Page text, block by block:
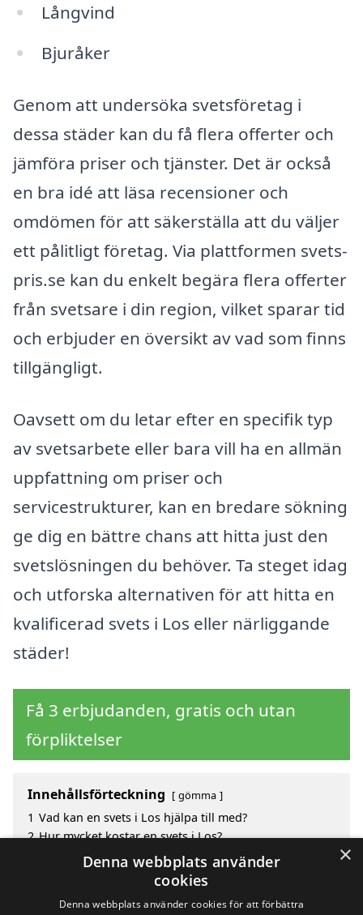
Långvind
Bjuråker
Genom att undersöka svetsföretag i
dessa städer kan du få flera offerter och
jämföra priser och tjänster. Det är också
en bra idé att läsa recensioner och
omdömen för att säkerställa att du väljer
ett pålitligt företag. Via plattformen svets-
pris.se kan du enkelt begära flera offerter
från svetsare i din region, vilket sparar tid
och erbjuder en översikt av vad som finns
tillgängligt.
Oavsett om du letar efter en specifik typ
av svetsarbete eller bara vill ha en allmän
uppfattning om priser och
servicestrukturer, kan en bredare sökning
ge dig en bättre chans att hitta just den
svetslösningen du behöver. Ta steget idag
och utforska alternativen för att hitta en
kvalificerad svets i Los eller närliggande
städer!
Få 3 erbjudanden, gratis och utan
förpliktelser
Innehållsförteckning gömma
1 Vad kan en svets i Los hjälpa till med?
2 Hur mycket kostar en svets i Los?
Fördelar med att välja svets i Los
Sök efter en skicklig svets i de omgivande städerna
×
Denna webbplats använder
cookies
Denna webbplats använder cookies för att förbättra